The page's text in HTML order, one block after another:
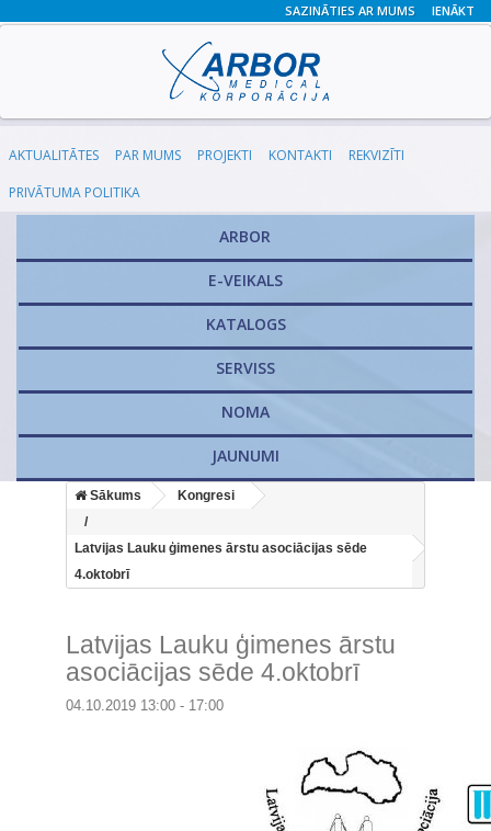
IENĀKT
SAZINĀTIES AR MUMS
AKTUALITĀTES PAR MUMS PROJEKTI KONTAKTI
REKVIZĪTI
PRIVĀTUMA POLITIKA
ARBOR
E-VEIKALS
KATALOGS
​SERVISS
NOMA
JAUNUMI
Sākums Kongresi
Latvijas Lauku ģimenes ārstu asociācijas sēde
4.oktobrī
Latvijas Lauku ģimenes ārstu
asociācijas sēde 4.oktobrī
04.10.2019 13:00 - 17:00